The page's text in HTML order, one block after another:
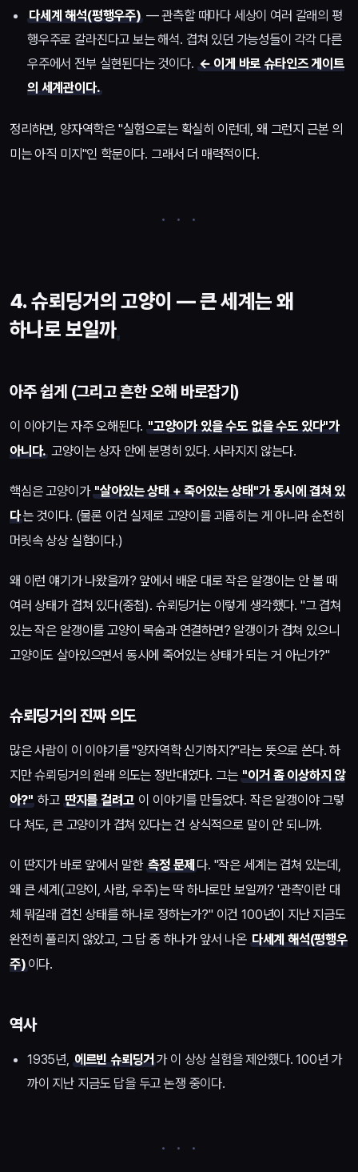
다세계 해석(평행우주)— 관측할 때마다 세상이 여러 갈래의 평
행우주로 갈라진다고 보는 해석. 겹쳐 있던 가능성들이 각각 다른
우주에서 전부 실현된다는 것이다. ← 이게 바로 슈타인즈 게이트
의 세계관이다.
정리하면, 양자역학은 "실험으로는 확실히 이런데, 왜 그런지 근본 의
미는 아직 미지"인 학문이다. 그래서 더 매력적이다.
4. 슈뢰딩거의 고양이 — 큰 세계는 왜
하나로 보일까
아주 쉽게 (그리고 흔한 오해 바로잡기)
이 이야기는 자주 오해된다."고양이가 있을 수도 없을 수도 있다"가
아니다. 고양이는 상자 안에 분명히 있다. 사라지지 않는다.
핵심은 고양이가"살아있는 상태 + 죽어있는 상태"가 동시에 겹쳐 있
다는 것이다. (물론 이건 실제로 고양이를 괴롭히는 게 아니라 순전히
머릿속 상상 실험이다.)
왜 이런 얘기가 나왔을까? 앞에서 배운 대로 작은 알갱이는 안 볼 때
여러 상태가 겹쳐 있다(중첩). 슈뢰딩거는 이렇게 생각했다. "그 겹쳐
있는 작은 알갱이를 고양이 목숨과 연결하면? 알갱이가 겹쳐 있으니
고양이도 살아있으면서 동시에 죽어있는 상태가 되는 거 아닌가?"
슈뢰딩거의 진짜 의도
많은 사람이 이 이야기를 "양자역학 신기하지?"라는 뜻으로 쓴다. 하
지만 슈뢰딩거의 원래 의도는 정반대였다. 그는"이거 좀 이상하지 않
아?" 하고 딴지를 걸려고 이 이야기를 만들었다. 작은 알갱이야 그렇
다 쳐도, 큰 고양이가 겹쳐 있다는 건 상식적으로 말이 안 되니까.
이 딴지가 바로 앞에서 말한측정 문제다. "작은 세계는 겹쳐 있는데,
왜 큰 세계(고양이, 사람, 우주)는 딱 하나로만 보일까? '관측'이란 대
체 뭐길래 겹친 상태를 하나로 정하는가?" 이건 100년이 지난 지금도
완전히 풀리지 않았고, 그 답 중 하나가 앞서 나온 다세계 해석(평행우
주)이다.
역사
1935년, 에르빈 슈뢰딩거가 이 상상 실험을 제안했다. 100년 가
까이 지난 지금도 답을 두고 논쟁 중이다.